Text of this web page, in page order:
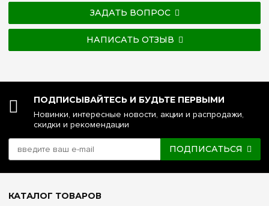
ЗАДАТЬ ВОПРОС
НАПИСАТЬ ОТЗЫВ
ПОДПИСЫВАЙТЕСЬ И БУДЬТЕ ПЕРВЫМИ
Новинки, интересные новости, акции и распродажи,
скидки и рекомендации
ПОДПИСАТЬСЯ
КАТАЛОГ ТОВАРОВ